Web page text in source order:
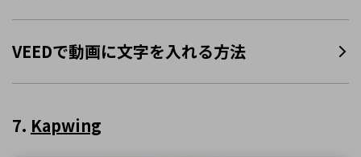
VEEDで動画に文字を入れる方法
7. Kapwing